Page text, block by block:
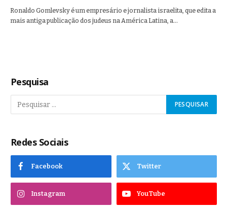
Ronaldo Gomlevsky é um empresário e jornalista israelita, que edita a
mais antiga publicação dos judeus na América Latina, a…
Pesquisa
Redes Sociais
Facebook Twitter
Instagram YouTube